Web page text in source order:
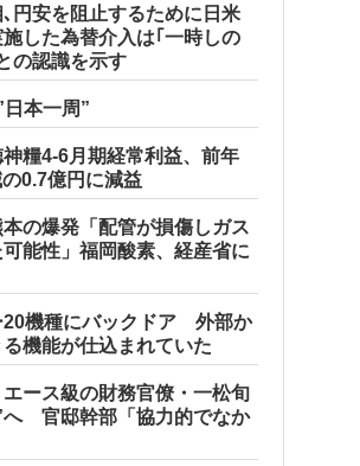
円安を阻止するために日米
した為替介入は｢一時しの
の認識を示す
本一周”
糧4-6月期経常利益、前年
0.7億円に減益
の爆発「配管が損傷しガス
能性」福岡酸素、経産省に
20機種にバックドア 外部か
機能が仕込まれていた
エース級の財務官僚・一松旬
へ 官邸幹部「協力的でなか